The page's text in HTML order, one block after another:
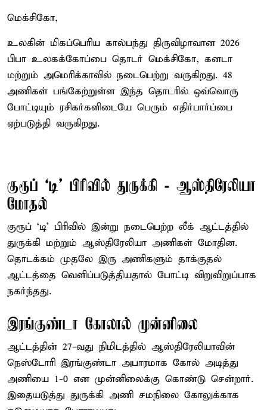
மெக்சிகோ,
உலகின் மிகப்பெரிய கால்பந்து திருவிழாவான 2026
பிபா உலகக்கோப்பை தொடர் மெக்சிகோ, கனடா
மற்றும் அமெரிக்காவில் நடைபெற்று வருகிறது. 48
அணிகள் பங்கேற்றுள்ள இந்த தொடரில் ஒவ்வொரு
போட்டியும் ரசிகர்களிடையே பெரும் எதிர்பார்ப்பை
ஏற்படுத்தி வருகிறது.
குரூப் ‘டி’ பிரிவில் துருக்கி - ஆஸ்திரேலியா
மோதல்
குரூப் ‘டி’ பிரிவில் இன்று நடைபெற்ற லீக் ஆட்டத்தில்
துருக்கி மற்றும் ஆஸ்திரேலியா அணிகள் மோதின.
தொடக்கம் முதலே இரு அணிகளும் தாக்குதல்
ஆட்டத்தை வெளிப்படுத்தியதால் போட்டி விறுவிறுப்பாக
நகர்ந்தது.
இரங்குண்டா கோலால் முன்னிலை
ஆட்டத்தின் 27-வது நிமிடத்தில் ஆஸ்திரேலியாவின்
நெஸ்டோரி இரங்குண்டா அபாரமாக கோல் அடித்து
அணியை 1-0 என முன்னிலைக்கு கொண்டு சென்றார்.
இதையடுத்து துருக்கி அணி சமநிலை கோலுக்காக